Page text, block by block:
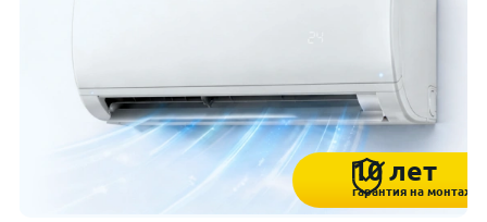
10 лет
гарантия на монтаж